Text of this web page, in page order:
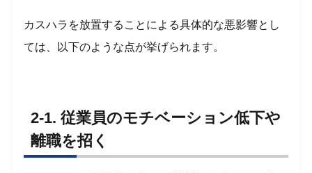
カスハラを放置することによる具体的な悪影響とし
ては、以下のような点が挙げられます。
2-1. 従業員のモチベーション低下や
離職を招く